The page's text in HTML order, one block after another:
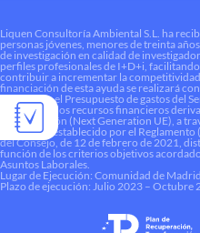
Liquen Consultoría Ambiental S.L. ha
personas jóvenes, menores de treinta
de investigación en calidad de
perfiles profesionales de I+D+i,
contribuir a incrementar la
financiación de esta ayuda se realizará
dotados en el Presupuesto de gastos del
el marco de los recursos financieros
Recuperación (Next Generation UE), a
Resiliencia establecido por el
del Consejo, de 12 de febrero de 2021,
función de los criterios objetivos
Asuntos Laborales.
Lugar de Ejecución: Comunidad de Madrid
Plazo de ejecución: Julio 2023 – Octubre